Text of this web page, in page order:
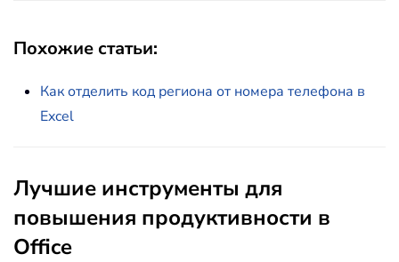
Похожие статьи:
Как отделить код региона от номера телефона в
Excel
Лучшие инструменты для
повышения продуктивности в
Office